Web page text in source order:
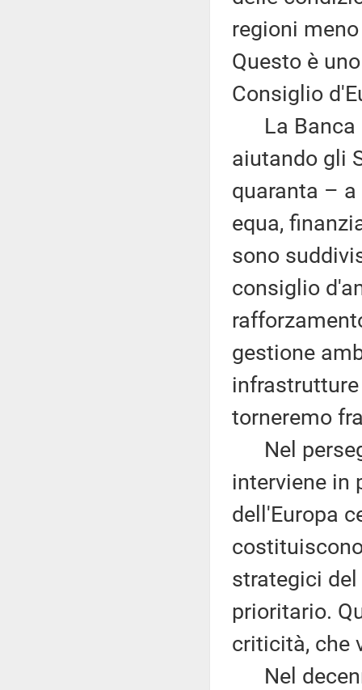
regioni
Questo è
Consiglio
La Banca
aiutando gli
quaranta –
equa,
sono
consiglio
gestione
torneremo
Nel
interviene in
dell'Europa
strategici
prioritario.
criticità, che
Nel